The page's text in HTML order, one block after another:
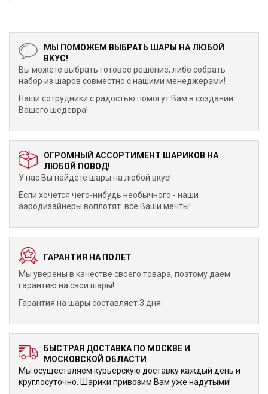
МЫ ПОМОЖЕМ ВЫБРАТЬ ШАРЫ НА ЛЮБОЙ
ВКУС!
Вы можете выбрать готовое решение, либо собрать
набор из шаров совместно с нашими менеджерами!
Наши сотрудники с радостью помогут Вам в создании
Вашего шедевра!
ОГРОМНЫЙ АССОРТИМЕНТ ШАРИКОВ НА
ЛЮБОЙ ПОВОД!
У нас Вы найдете шары на любой вкус!
Если хочется чего-нибудь необычного - наши
аэродизайнеры воплотят все Ваши мечты!
ГАРАНТИЯ НА ПОЛЕТ
Мы уверены в качестве своего товара, поэтому даем
гарантию на свои шары!
Гарантия на шары составляет 3 дня
БЫСТРАЯ ДОСТАВКА ПО МОСКВЕ И
МОСКОВСКОЙ ОБЛАСТИ
Мы осуществляем курьерскую доставку каждый день и
круглосуточно. Шарики привозим Вам уже надутыми!